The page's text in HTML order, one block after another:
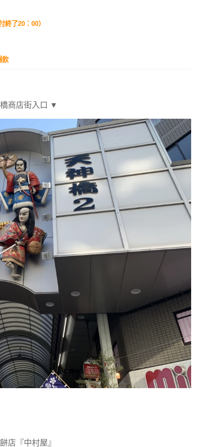
了20：00）
飲
商店街入口 ▼
店『中村屋』